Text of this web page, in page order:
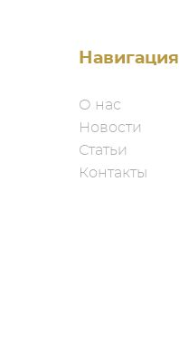
Навигация
О нас
Новости
Статьи
Контакты